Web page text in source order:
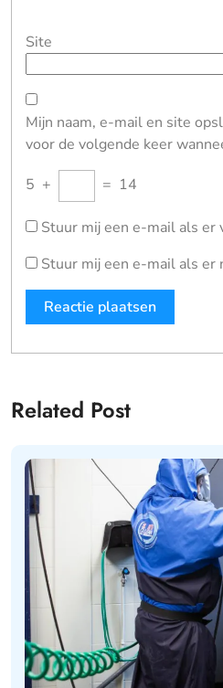
Site
Mijn naam, e-mail en site
voor de volgende keer
5 + = 14
Stuur mij een e-mail als er
Stuur mij een e-mail als er
Related Post